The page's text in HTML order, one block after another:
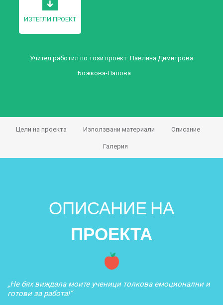
ИЗТЕГЛИ ПРОЕКТ
Учител работил по този проект: Павлина Димитрова
Божкова-Лалова
Цели на проекта Използвани материали Описание
Галерия
ОПИСАНИЕ НА
ПРОЕКТА
„Не бях виждала моите ученици толкова емоционални и
готови за работа!”